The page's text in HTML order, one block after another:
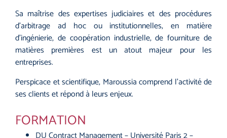
Sa maîtrise des expertises judiciaires et des procédures
d’arbitrage ad hoc ou institutionnelles, en matière
d’ingénierie, de coopération industrielle, de fourniture de
matières premières est un atout majeur pour les
entreprises.
Perspicace et scientifique, Maroussia comprend l’activité de
ses clients et répond à leurs enjeux.
FORMATION